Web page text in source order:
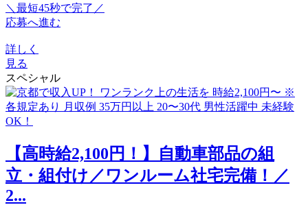
＼最短45秒で完了／
応募へ進む
詳しく
見る
スペシャル
【高時給2,100円！】自動車部品の組
立・組付け／ワンルーム社宅完備！／
2...